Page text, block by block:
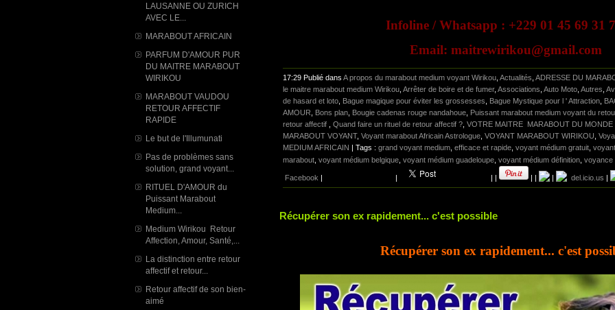
LAUSANNE OU ZURICH
AVEC LE...
MARABOUT AFRICAIN
PARFUM D'AMOUR PUR
DU MAITRE MARABOUT
WIRIKOU
MARABOUT VAUDOU
RETOUR AFFECTIF
RAPIDE
Le but de l'Illumunati
Pas de problèmes sans
solution, grand voyant...
RITUEL D'AMOUR du
Puissant Marabout
Medium...
Medium Wirikou Retour
Affection, Amour, Santé,...
La distinction entre retour
affectif et retour...
Retour affectif de son bien-
aimé
Infoline / Whatsapp : +229 01 45 69 31
Email: maitrewirikou@gmail.com
17:29 Publié dans A propos du marabout medium voyant Wirikou, Actualités, ADRESSE DU
le maitre marabout medium Wirikou, Arrêter de boire et de fumer, Associations, Auto Moto, Autres,
de hasard et loto, Bague magique pour éviter les grossesses, Bague Mystique pour l ' Attraction,
AMOUR, Bons plan, Bougie cadenas rouge nandahoue, Puissant marabout medium voyant du
retour affectif , Quand faire un rituel de retour affectif ?, VOTRE MAITRE MARABOUT DU MONDE
MARABOUT VOYANT, Voyant marabout Africain Astrologue, VOYANT MARABOUT WIRIKOU,
MEDIUM AFRICAIN
| Tags : grand voyant medium, efficace et rapide, voyant médium gratuit,
marabout, voyant médium belgique, voyant médium guadeloupe, voyant médium définition, voyance
Facebook del.icio.us
Récupérer son ex rapidement... c'est possible
Récupérer son ex rapidement... c'est